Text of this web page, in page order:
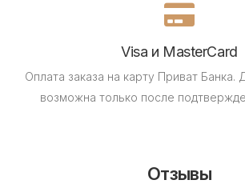
Visa и MasterCard
Оплата заказа на карту Приват Банка.
возможна только после
Отзывы